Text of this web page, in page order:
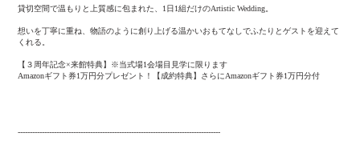
貸切空間で温もりと上質感に包まれた、1日1組だけのArtistic Wedding。
想いを丁寧に重ね、物語のように創り上げる温かいおもてなしでふたりとゲストを迎えて
くれる。
【３周年記念×来館特典】※当式場1会場目見学に限ります
Amazonギフト券1万円分プレゼント！【成約特典】さらにAmazonギフト券1万円分付
------------------------------------------------------------------------------------